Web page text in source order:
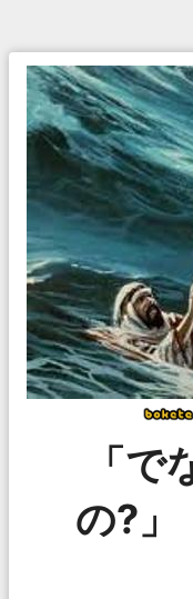
「
の?」